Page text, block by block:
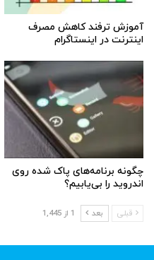
آموزش ترفند کاهش مصرف
اینترنت در اینستاگرام
چگونه برنامه‌های پاک شده روی
اندروید را بی‌یابیم؟
قبلی بعد 1 از 1,445